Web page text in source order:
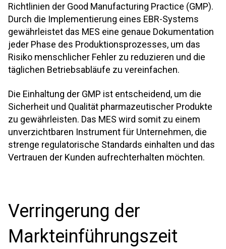
Richtlinien der Good Manufacturing Practice (GMP).
Durch die Implementierung eines EBR-Systems
gewährleistet das MES eine genaue Dokumentation
jeder Phase des Produktionsprozesses, um das
Risiko menschlicher Fehler zu reduzieren und die
täglichen Betriebsabläufe zu vereinfachen.
Die Einhaltung der GMP ist entscheidend, um die
Sicherheit und Qualität pharmazeutischer Produkte
zu gewährleisten. Das MES wird somit zu einem
unverzichtbaren Instrument für Unternehmen, die
strenge regulatorische Standards einhalten und das
Vertrauen der Kunden aufrechterhalten möchten.
Verringerung der
Markteinführungszeit